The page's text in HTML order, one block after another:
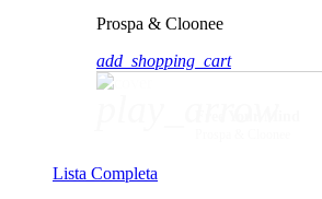
Prospa & Cloonee
add_shopping_cart
Lista Completa